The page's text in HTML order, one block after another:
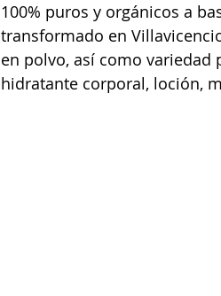
100% puros y orgánicos a
transformado en
en polvo, así como
hidratante corporal, loción,